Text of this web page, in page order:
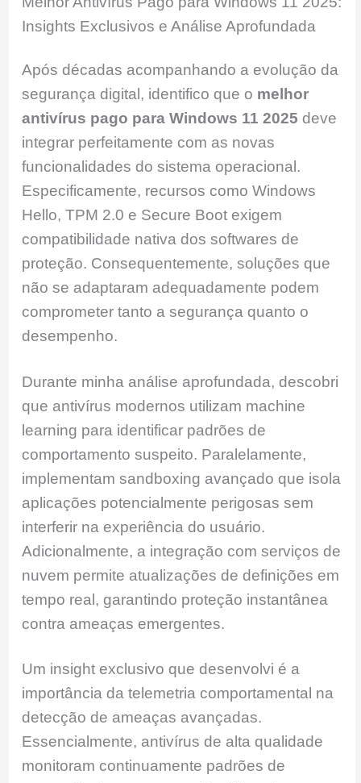
Insights Exclusivos e Análise Aprofundada
Após décadas acompanhando a evolução da
segurança digital, identifico que o melhor
antivírus pago para Windows 11 2025 deve
integrar perfeitamente com as novas
funcionalidades do sistema operacional.
Especificamente, recursos como Windows
Hello, TPM 2.0 e Secure Boot exigem
compatibilidade nativa dos softwares de
proteção. Consequentemente, soluções que
não se adaptaram adequadamente podem
comprometer tanto a segurança quanto o
desempenho.
Durante minha análise aprofundada, descobri
que antivírus modernos utilizam machine
learning para identificar padrões de
comportamento suspeito. Paralelamente,
implementam sandboxing avançado que isola
aplicações potencialmente perigosas sem
interferir na experiência do usuário.
Adicionalmente, a integração com serviços de
nuvem permite atualizações de definições em
tempo real, garantindo proteção instantânea
contra ameaças emergentes.
Um insight exclusivo que desenvolvi é a
importância da telemetria comportamental na
detecção de ameaças avançadas.
Essencialmente, antivírus de alta qualidade
monitoram continuamente padrões de